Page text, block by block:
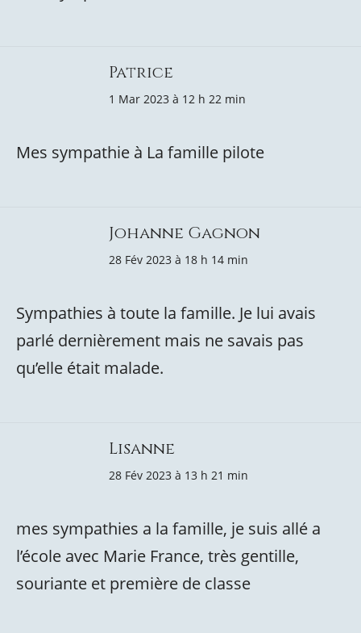
Patrice
1 Mar 2023 à 12 h 22 min
Mes sympathie à La famille pilote
Johanne Gagnon
28 Fév 2023 à 18 h 14 min
Sympathies à toute la famille. Je lui avais
parlé dernièrement mais ne savais pas
qu’elle était malade.
Lisanne
28 Fév 2023 à 13 h 21 min
mes sympathies a la famille, je suis allé a
l’école avec Marie France, très gentille,
souriante et première de classe